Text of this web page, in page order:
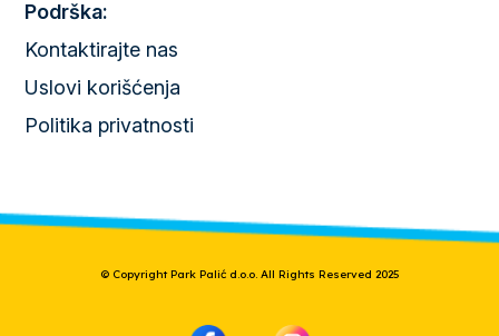
Podrška:
Kontaktirajte nas
Uslovi korišćenja
Politika privatnosti
© Copyright Park Palić d.o.o. All Rights Reserved 2025